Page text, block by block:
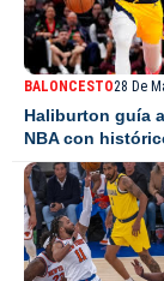
BALONCESTO28 De
Haliburton guía
NBA con